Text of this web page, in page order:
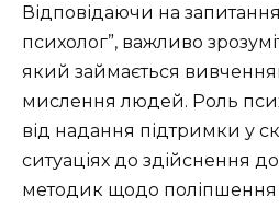
Відповідаючи на
психолог”, важливо
який займається
мислення людей. Роль
від надання підтримки у
ситуаціях до здійснення
методик щодо поліпшення